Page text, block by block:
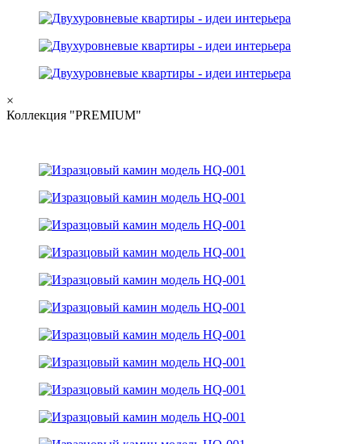
×
Коллекция "PREMIUM"